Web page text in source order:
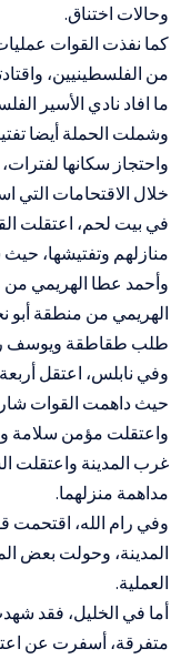
وحالات اختناق.
كما نفذت القوات
من الفلسطينيين،
ما افاد نادي الأسير
وشملت الحملة أيضا
واحتجاز سكانها
خلال الاقتحامات
في بيت لحم، اعتقلت
منازلهم وتفتيشها،
وأحمد عطا الهريمي من
الهريمي من منطقة
طلب طقاطقة ويوسف
وفي نابلس، اعتقل
حيث داهمت القوات
واعتقلت مؤمن سلامة
غرب المدينة واعتقلت
مداهمة منزلهما.
وفي رام الله،
المدينة، وحولت بعض
العملية.
أما في الخليل، فقد
متفرقة، أسفرت عن